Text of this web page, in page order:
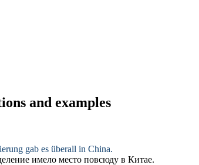
and examples
gab es überall in China.
имело место повсюду в Китае.